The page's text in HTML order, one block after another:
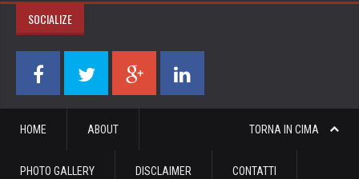
SOCIALIZE
TORNA IN CIMA
HOME ABOUT
PHOTO GALLERY DISCLAIMER CONTATTI